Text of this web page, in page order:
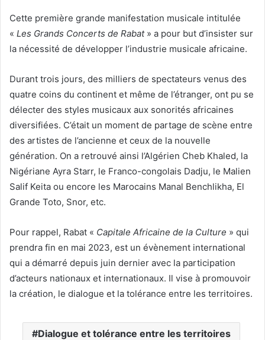
Cette première grande manifestation musicale intitulée
« Les Grands Concerts de Rabat» a pour but d’insister sur
la nécessité de développer l’industrie musicale africaine.
Durant trois jours, des milliers de spectateurs venus des
quatre coins du continent et même de l’étranger, ont pu se
délecter des styles musicaux aux sonorités africaines
diversifiées. C’était un moment de partage de scène entre
des artistes de l’ancienne et ceux de la nouvelle
génération. On a retrouvé ainsi l’Algérien Cheb Khaled, la
Nigériane Ayra Starr, le Franco-congolais Dadju, le Malien
Salif Keita ou encore les Marocains Manal Benchlikha, El
Grande Toto, Snor, etc.
Pour rappel, Rabat « Capitale Africaine de la Culture » qui
prendra fin en mai 2023, est un évènement international
qui a démarré depuis juin dernier avec la participation
d’acteurs nationaux et internationaux. Il vise à promouvoir
la création, le dialogue et la tolérance entre les territoires.
Dialogue et tolérance entre les territoires